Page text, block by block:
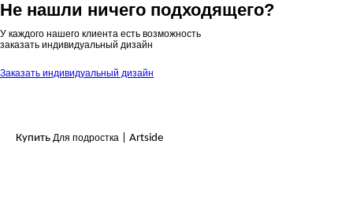
Не нашли ничего подходящего?
У каждого нашего клиента есть возможность
заказать индивидуальный дизайн
Заказать индивидуальный дизайн
Купить Для подростка | Artside